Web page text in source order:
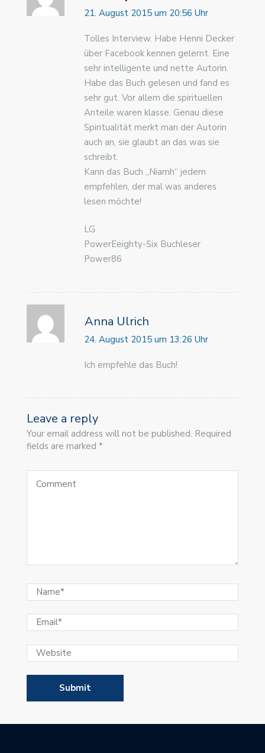
21. August 2015 um 20:56 Uhr
Tolles Interview. Habe Henni Decker
über Facebook kennen gelernt. Eine
sehr intelligente und nette Autorin.
Habe das Buch gelesen und fand es
sehr gut. Vor allem die spirituellen
Anteile waren klasse. Genau diese
Spiritualität merkt man der Autorin
auch an, sie glaubt an das was sie
schreibt.
Kann das Buch „Niamh“ jedem
empfehlen, der mal was anderes
lesen möchte!
LG
PowerEeighty-Six Buchleser
Power86
Anna Ulrich
24. August 2015 um 13:26 Uhr
Ich empfehle das Buch!
Leave a reply
Your email address will not be published. Required
fields are marked *